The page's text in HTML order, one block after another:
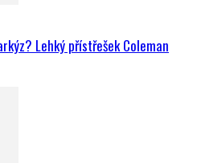
Lehký přístřešek Coleman